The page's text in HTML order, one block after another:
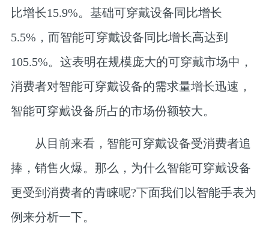
比增长15.9%。基础可穿戴设备同比增长
5.5%，而智能可穿戴设备同比增长高达到
105.5%。这表明在规模庞大的可穿戴市场中，
消费者对智能可穿戴设备的需求量增长迅速，
智能可穿戴设备所占的市场份额较大。
从目前来看，智能可穿戴设备受消费者追
捧，销售火爆。那么，为什么智能可穿戴设备
更受到消费者的青睐呢?下面我们以智能手表为
例来分析一下。